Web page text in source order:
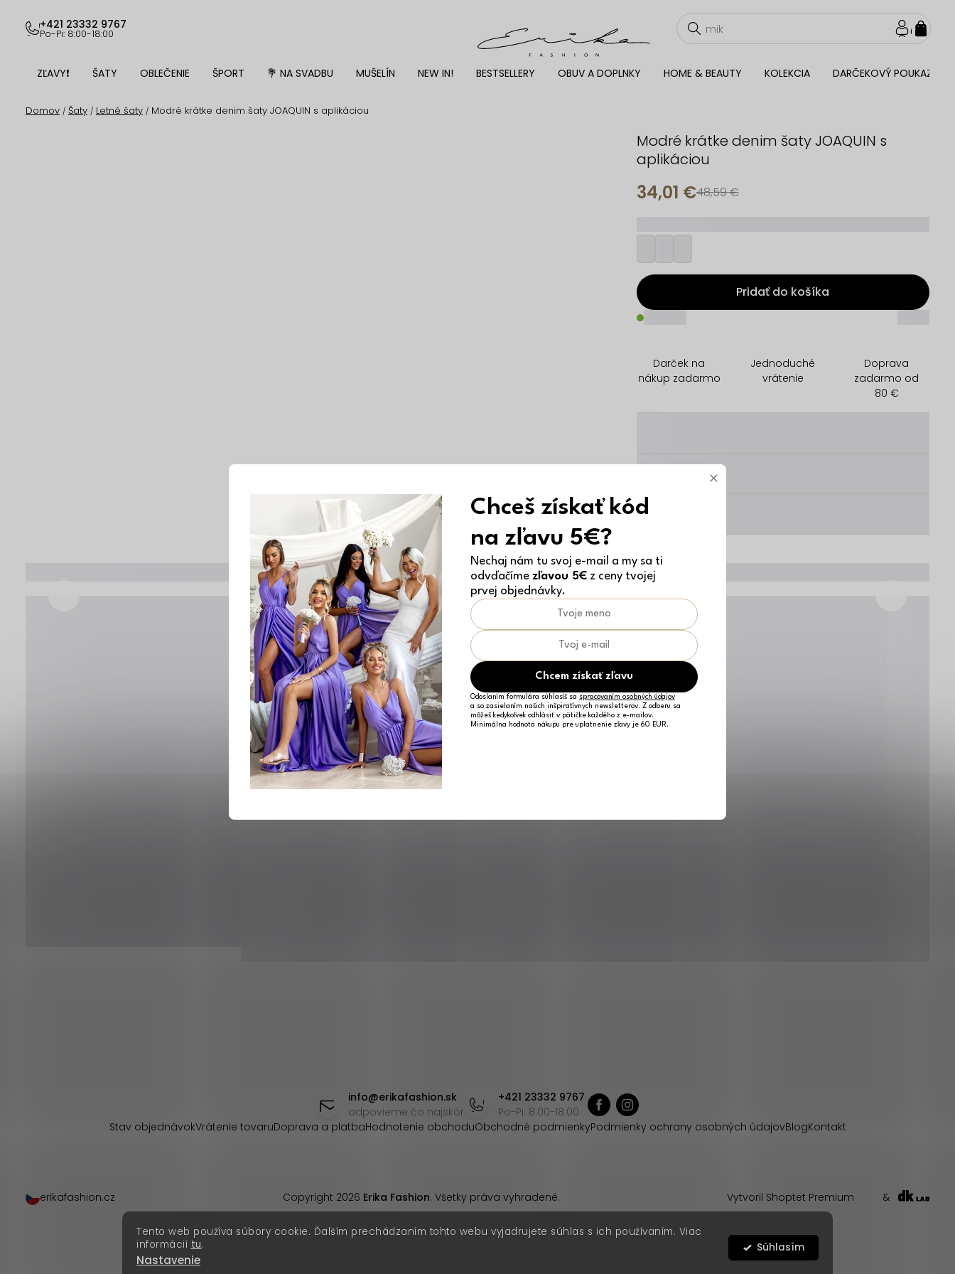
Tento web používa súbory cookie. Ďalším prechádzaním tohto webu vyjadrujete súhlas s ich používaním. Viac
informácií tu.
Nastavenie
Súhlasím
obsah
+421 23332 9767
Po-Pi: 8:00-18:00
ZĽAVY❗ ŠATY OBLEČENIE ŠPORT 💐 NA SVADBU MUŠELÍN NEW IN! BESTSELLERY OBUV A DOPLNKY HOME & BEAUTY KOLEKCIA DARČEKOVÝ POUKAZ
Domov / Šaty / Letné šaty / Modré krátke denim šaty JOAQUIN s aplikáciou
Modré krátke denim šaty JOAQUIN s
aplikáciou
48,59 €
34,01 €
Pridať do košíka
_____
Darček na
nákup zadarmo
Jednoduché
vrátenie
Doprava
zadarmo od
80 €
________
________
info@erikafashion.sk
odpovieme čo najskôr
+421 23332 9767
Po-Pi: 8:00-18:00
Stav objednávokVrátenie tovaruDoprava a platbaHodnotenie obchoduObchodné podmienkyPodmienky ochrany osobných údajovBlogKontakt
Vytvoril Shoptet Premium &
Copyright 2026 Erika Fashion. Všetky práva vyhradené.
erikafashion.cz
×
Chceš získať kód
na zľavu 5€?
Nechaj nám tu svoj e-mail a my sa ti
odvďačíme zľavou 5€ z ceny tvojej
prvej objednávky.
Chcem získať zľavu
Odoslaním formulára súhlasíš sa spracovaním osobných údajov
a so zasielaním našich inšpiratívnych newsletterov. Z odberu sa
môžeš kedykoľvek odhlásiť v pätičke každého z e-mailov.
Minimálna hodnota nákupu pre uplatnenie zľavy je 60 EUR.